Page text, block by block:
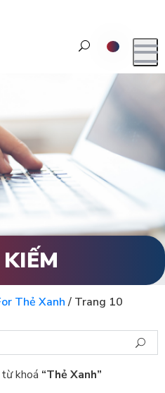
Thẻ Xanh/ Trang 10
khoá “Thẻ Xanh”